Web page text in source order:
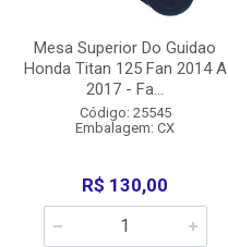
Mesa Superior Do Guidao
Honda Titan 125 Fan 2014 A
2017 - Fa...
Código: 25545
Embalagem: CX
R$ 130,00